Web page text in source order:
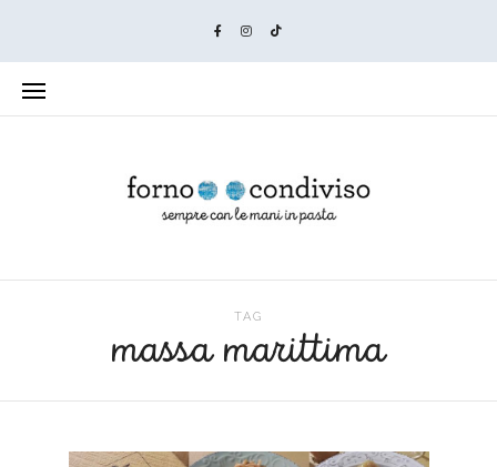
TAG
massa marittima